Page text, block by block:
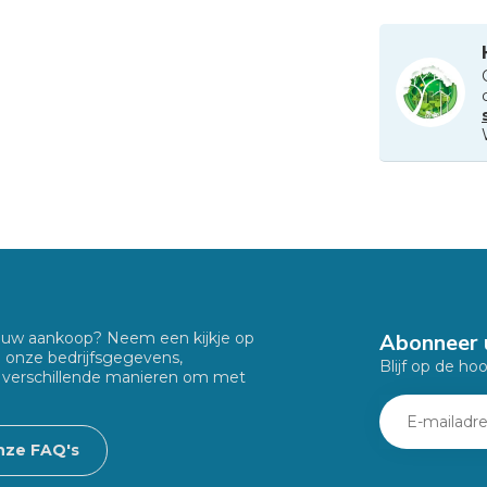
aankoop? Neem een kijkje op
bedrijfsgegevens,
manieren om met
FAQ's
Abonneer
Blijf op de